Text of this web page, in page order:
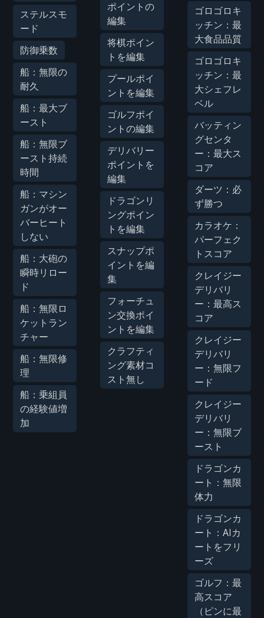
ステルスモ
ード
防御乗数
船：無限の
耐久
船：最大ブ
ースト
船：無限ブ
ースト持続
時間
船：マシン
ガンがオー
バーヒート
しない
船：大砲の
瞬時リロー
ド
船：無限ロ
ケットラン
チャー
船：無限修
理
船：乗組員
の経験値増
加
ポイントの
編集
将棋ポイン
トを編集
プールポイ
ントを編集
ゴルフポイ
ントの編集
デリバリー
ポイントを
編集
ドラゴンリ
ングポイン
トを編集
スナップポ
イントを編
集
フォーチュ
ン交換ポイ
ントを編集
クラフティ
ング素材コ
スト無し
ゴロゴロキ
ッチン：最
大食品品質
ゴロゴロキ
ッチン：最
大シェフレ
ベル
バッティン
グセンタ
ー：最大ス
コア
ダーツ：必
ず勝つ
カラオケ：
パーフェク
トスコア
クレイジー
デリバリ
ー：最高ス
コア
クレイジー
デリバリ
ー：無限フ
ード
クレイジー
デリバリ
ー：無限ブ
ースト
ドラゴンカ
ート：無限
体力
ドラゴンカ
ート：AIカ
ートをフリ
ーズ
ゴルフ：最
高スコア
（ピンに最